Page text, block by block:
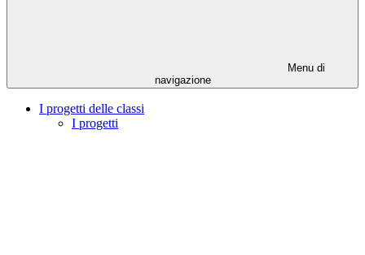
Menu di
navigazione
I progetti delle classi
I progetti